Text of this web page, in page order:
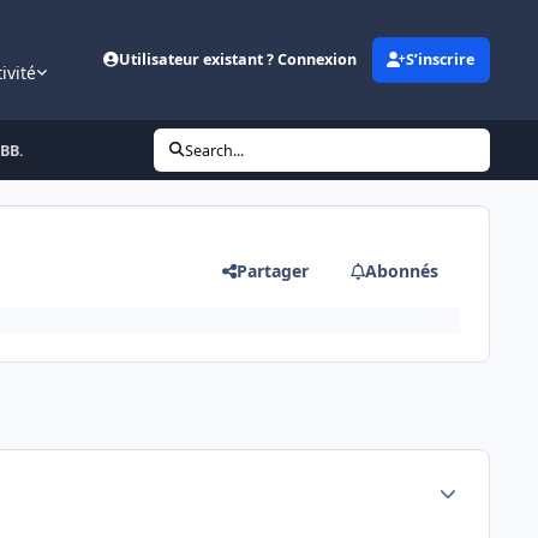
Utilisateur existant ? Connexion S’inscrire
Search...
Partager Abonnés